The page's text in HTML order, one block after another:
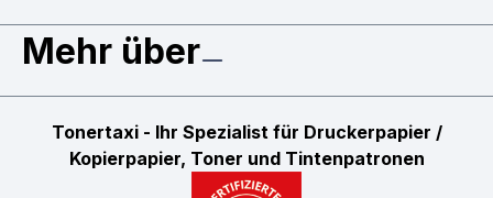
Mehr über
Tonertaxi - Ihr Spezialist für Druckerpapier /
Kopierpapier, Toner und Tintenpatronen